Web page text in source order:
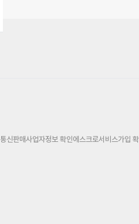
통신판매사업자정보 확인에스크로서비스가입